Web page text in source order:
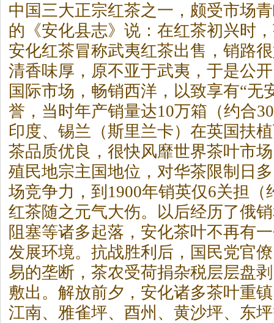
中国三大正宗红茶之一，颇受市场
的《安化县志》说：在红茶初兴时
安化红茶冒称武夷红茶出售，销路
清香味厚，原不亚于武夷，于是公
国际市场，畅销西洋，以致享有“无
誉，当时年产销量达10万箱（约合
印度、锡兰（斯里兰卡）在英国扶
茶品质优良，很快风靡世界茶叶市
殖民地宗主国地位，对华茶限制日
场竞争力，到1900年销英仅6关担（
红茶随之元气大伤。以后经历了俄
阻塞等诸多起落，安化茶叶不再有
发展环境。抗战胜利后，国民党官
易的垄断，茶农受荷捐杂税层层盘
敷出。解放前夕，安化诸多茶叶重
江南、雅雀坪、酉州、黄沙坪、东